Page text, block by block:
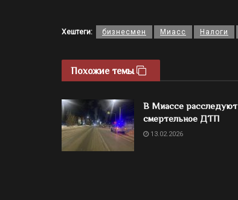
Хештеги: бизнесмен Миасс Налоги
Похожие темы
В Миассе расследуют
смертельное ДТП
13.02.2026